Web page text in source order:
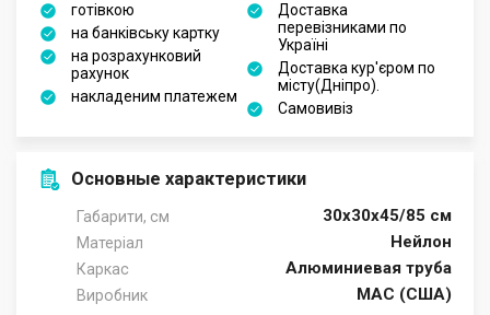
готівкою
на банківську картку
на розрахунковий
рахунок
накладеним платежем
Доставка
перевізниками по
Україні
Доставка кур'єром по
місту(Дніпро).
Самовивіз
Основные характеристики
Габарити, см 30х30х45/85 см
Матеріал Нейлон
Каркас Алюминиевая труба
Виробник MAC (США)